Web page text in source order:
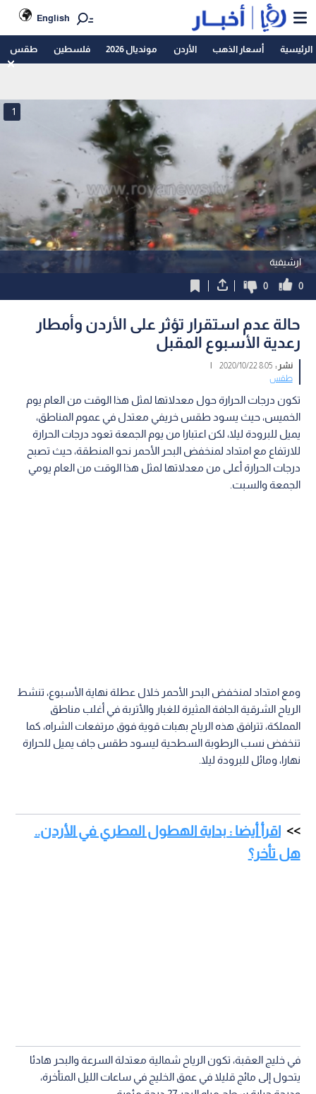
English
الرئيسية أسعار الذهب الأردن مونديال 2026 فلسطين طقس
ارشيفية
1
0
0
حالة عدم استقرار تؤثر على الأردن وأمطار
رعدية الأسبوع المقبل
نشر :8:05 2020/10/22
|
طقس
تكون درجات الحرارة حول معدلاتها لمثل هذا الوقت من العام يوم
الخميس، حيث يسود طقس خريفي معتدل في عموم المناطق،
يميل للبرودة ليلا، لكن اعتبارا من يوم الجمعة تعود درجات الحرارة
للارتفاع مع امتداد لمنخفض البحر الأحمر نحو المنطقة، حيث تصبح
درجات الحرارة أعلى من معدلاتها لمثل هذا الوقت من العام يومي
الجمعة والسبت.
ومع امتداد لمنخفض البحر الأحمر خلال عطلة نهاية الأسبوع، تنشط
الرياح الشرقية الجافة المثيرة للغبار والأتربة في أغلب مناطق
المملكة، تترافق هذه الرياح بهبات قوية فوق مرتفعات الشراه، كما
تنخفض نسب الرطوبة السطحية ليسود طقس جاف يميل للحرارة
نهارا، ومائل للبرودة ليلا.
اقرأ أيضا : بداية الهطول المطري في الأردن..
هل تأخر؟
في خليج العقبة، تكون الرياح شمالية معتدلة السرعة والبحر هادئا
يتحول إلى مائج قليلا في عمق الخليج في ساعات الليل المتأخرة،